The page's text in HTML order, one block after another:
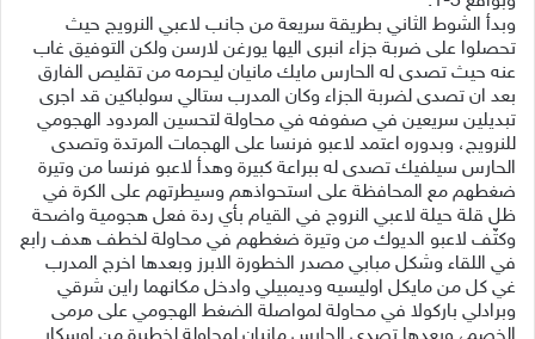
وبدأ الشوط الثاني بطريقة سريعة من جانب لاعبي النرويج حيث
تحصلوا على ضربة جزاء انبرى اليها يورغن لارسن ولكن التوفيق غاب
عنه حيث تصدى له الحارس مايك مانيان ليحرمه من تقليص الفارق
بعد ان تصدى لضربة الجزاء وكان المدرب ستالي سولباكين قد اجرى
تبديلين سريعين في صفوفه في محاولة لتحسين المردود الهجومي
للنرويج، وبدوره اعتمد لاعبو فرنسا على الهجمات المرتدة وتصدى
الحارس سيلفيك تصدى له ببراعة كبيرة وهدأ لاعبو فرنسا من وتيرة
ضغطهم مع المحافظة على استحواذهم وسيطرتهم على الكرة في
ظل قلة حيلة لاعبي النروج في القيام بأي ردة فعل هجومية واضحة
وكثّف لاعبو الديوك من وتيرة ضغطهم في محاولة لخطف هدف رابع
في اللقاء وشكل مبابي مصدر الخطورة الابرز وبعدها اخرج المدرب
غي كل من مايكل اوليسيه وديمبيلي وادخل مكانهما راين شرقي
وبرادلي باركولا في محاولة لمواصلة الضغط الهجومي على مرمى